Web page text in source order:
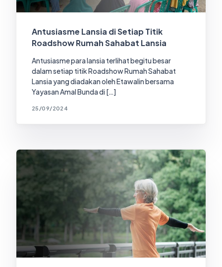
Antusiasme Lansia di Setiap Titik
Roadshow Rumah Sahabat Lansia
Antusiasme para lansia terlihat begitu besar
dalam setiap titik Roadshow Rumah Sahabat
Lansia yang diadakan oleh Etawalin bersama
Yayasan Amal Bunda di […]
25/09/2024